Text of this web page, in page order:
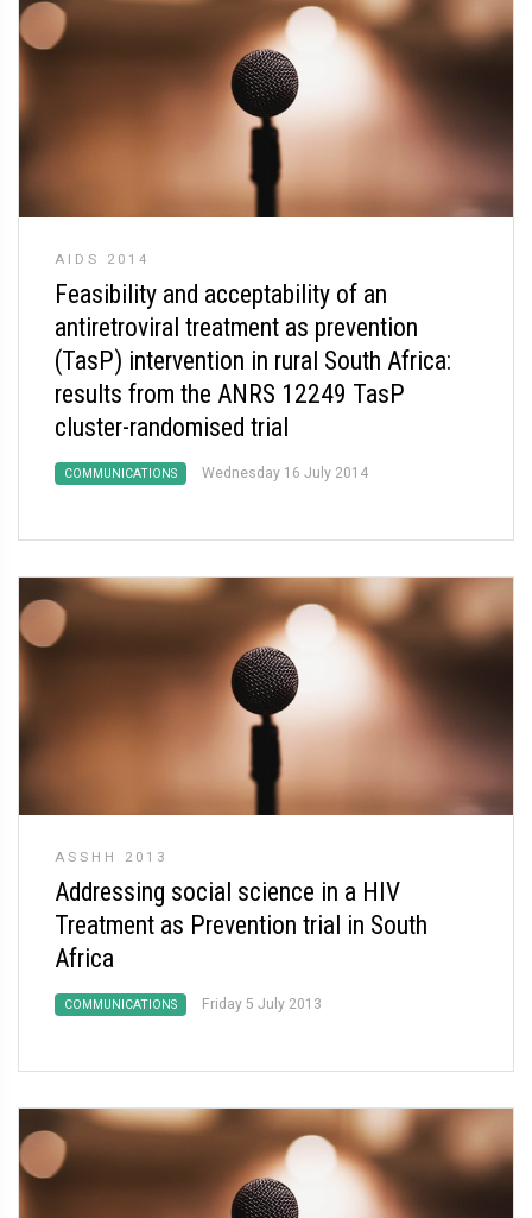
AIDS 2014
Feasibility and acceptability of an
antiretroviral treatment as prevention
(TasP) intervention in rural South Africa:
results from the ANRS 12249 TasP
cluster-randomised trial
COMMUNICATIONS Wednesday 16 July 2014
ASSHH 2013
Addressing social science in a HIV
Treatment as Prevention trial in South
Africa
COMMUNICATIONS Friday 5 July 2013